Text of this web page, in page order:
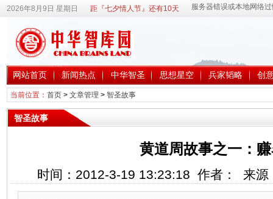
2026年8月9日 星期日 距『七夕情人节』还有10天
网站首页 新闻热点 中华智圣 思想星空 兵家韬略 创
当前位置： 首页> 文章管理 > 智圣故事
智圣故事
黄道周故事之一：
时间：2012-3-19 13:23:18 作者： 来